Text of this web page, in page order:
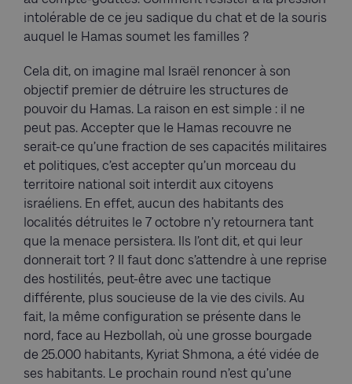
intolérable de ce jeu sadique du chat et de la souris
auquel le Hamas soumet les familles ?
Cela dit, on imagine mal Israël renoncer à son
objectif premier de détruire les structures de
pouvoir du Hamas. La raison en est simple : il ne
peut pas. Accepter que le Hamas recouvre ne
serait-ce qu’une fraction de ses capacités militaires
et politiques, c’est accepter qu’un morceau du
territoire national soit interdit aux citoyens
israéliens. En effet, aucun des habitants des
localités détruites le 7 octobre n’y retournera tant
que la menace persistera. Ils l’ont dit, et qui leur
donnerait tort ? Il faut donc s’attendre à une reprise
des hostilités, peut-être avec une tactique
différente, plus soucieuse de la vie des civils. Au
fait, la même configuration se présente dans le
nord, face au Hezbollah, où une grosse bourgade
de 25.000 habitants, Kyriat Shmona, a été vidée de
ses habitants. Le prochain round n’est qu’une